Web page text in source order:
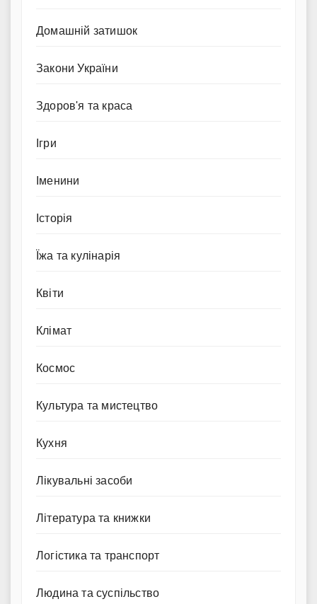
Домашній затишок
Закони України
Здоров'я та краса
Ігри
Іменини
Історія
Їжа та кулінарія
Квіти
Клімат
Космос
Культура та мистецтво
Кухня
Лікувальні засоби
Література та книжки
Логістика та транспорт
Людина та суспільство